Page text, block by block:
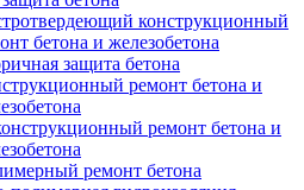
конструкционный
бетона и железобетона
защита бетона
ремонт бетона и
ремонт бетона и
ремонт бетона